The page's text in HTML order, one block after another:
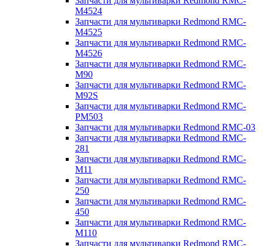
M4524
Запчасти для мультиварки Redmond RMC-
M4525
Запчасти для мультиварки Redmond RMC-
M4526
Запчасти для мультиварки Redmond RMC-
M90
Запчасти для мультиварки Redmond RMC-
M92S
Запчасти для мультиварки Redmond RMC-
PM503
Запчасти для мультиварки Redmond RMC-03
Запчасти для мультиварки Redmond RMC-
281
Запчасти для мультиварки Redmond RMC-
M11
Запчасти для мультиварки Redmond RMC-
250
Запчасти для мультиварки Redmond RMC-
450
Запчасти для мультиварки Redmond RMC-
M110
Запчасти для мультиварки Redmond RMC-